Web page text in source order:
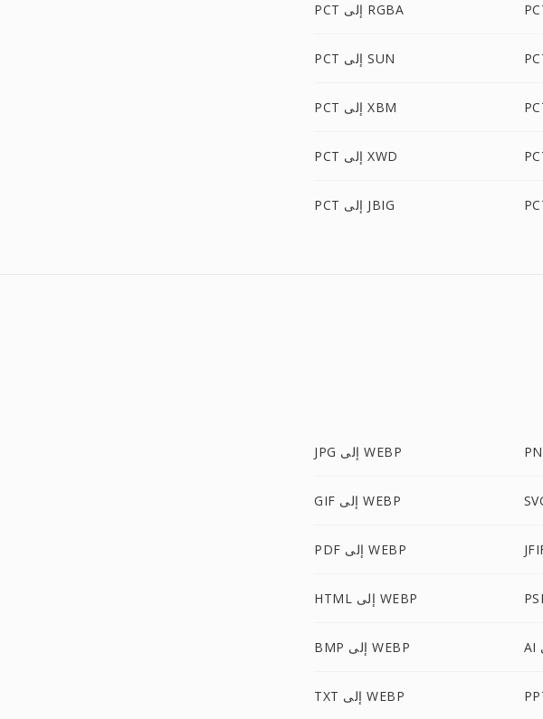
PCT إلى RGBA
PCT إلى SUN
PCT إلى XBM
PCT إلى XWD
PCT إلى JBIG
JPG إلى WEBP
GIF إلى WEBP
PDF إلى WEBP
HTML إلى WEBP
BMP إلى WEBP
TXT إلى WEBP